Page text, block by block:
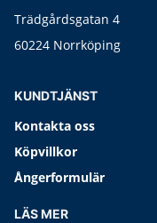
Trädgårdsgatan 4
60224 Norrköping
KUNDTJÄNST
Kontakta oss
Köpvillkor
Ångerformulär
LÄS MER